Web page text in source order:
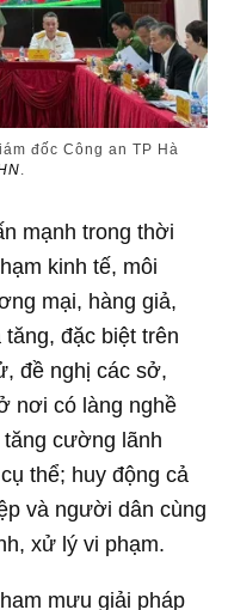
đốc Công an TP Hà
mạnh trong thời
kinh tế, môi
mại, hàng giả,
đặc biệt trên
đề nghị các sở,
nơi có làng nghề
cường lãnh
thể; huy động cả
và người dân cùng
xử lý vi phạm.
mưu giải pháp